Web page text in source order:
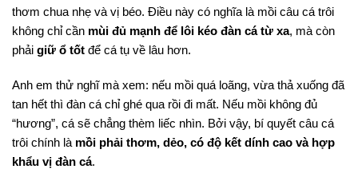
thơm chua nhẹ và vị béo. Điều này có nghĩa là mồi câu cá trôi
không chỉ cần mùi đủ mạnh để lôi kéo đàn cá từ xa, mà còn
phải giữ ổ tốt để cá tụ về lâu hơn.
Anh em thử nghĩ mà xem: nếu mồi quá loãng, vừa thả xuống đã
tan hết thì đàn cá chỉ ghé qua rồi đi mất. Nếu mồi không đủ
“hương”, cá sẽ chẳng thèm liếc nhìn. Bởi vậy, bí quyết câu cá
trôi chính là mồi phải thơm, dẻo, có độ kết dính cao và hợp
khẩu vị đàn cá.